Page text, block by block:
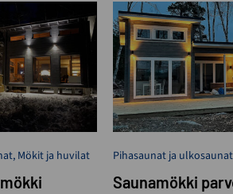
, Mökit ja huvilat Pihasaunat ja ulkosaunat
Saunamökki